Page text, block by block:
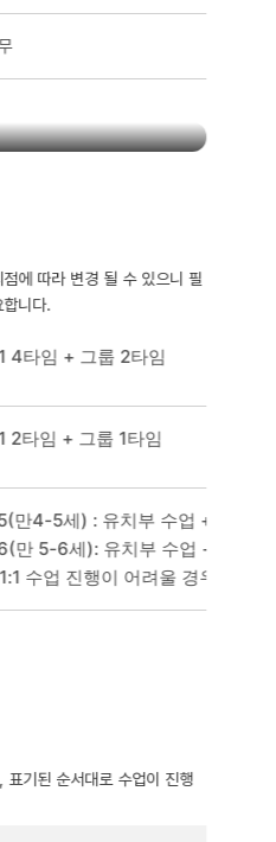
어학원
에 따라 변경 될 수 있으니 필
합니다.
4타임 + 그룹 2타임
2타임 + 그룹 1타임
만4-5세) : 유치부 수업 + 1:1 2타
만 5-6세): 유치부 수업 + 1:1 3
수업 진행이 어려울 경우 2:2로
표기된 순서대로 수업이 진행